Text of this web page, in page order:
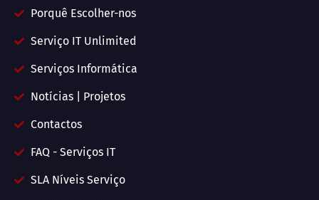
Porquê Escolher-nos
Serviço IT Unlimited
Serviços Informática
Notícias | Projetos
Contactos
FAQ - Serviços IT
SLA Níveis Serviço